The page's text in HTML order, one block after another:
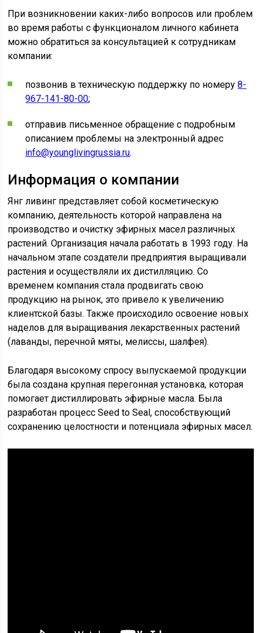
При возникновении каких-либо вопросов или проблем
во время работы с функционалом личного кабинета
можно обратиться за консультацией к сотрудникам
компании:
позвонив в техническую поддержку по номеру8-
967-141-80-00;
отправив письменное обращение с подробным
описанием проблемы на электронный адрес
info@younglivingrussia.ru.
Информация о компании
Янг ливинг представляет собой косметическую
компанию, деятельность которой направлена на
производство и очистку эфирных масел различных
растений. Организация начала работать в 1993 году. На
начальном этапе создатели предприятия выращивали
растения и осуществляли их дистилляцию. Со
временем компания стала продвигать свою
продукцию на рынок, это привело к увеличению
клиентской базы. Также происходило освоение новых
наделов для выращивания лекарственных растений
(лаванды, перечной мяты, мелиссы, шалфея).
Благодаря высокому спросу выпускаемой продукции
была создана крупная перегонная установка, которая
помогает дистиллировать эфирные масла. Была
разработан процесс Seed to Seal, способствующий
сохранению целостности и потенциала эфирных масел.